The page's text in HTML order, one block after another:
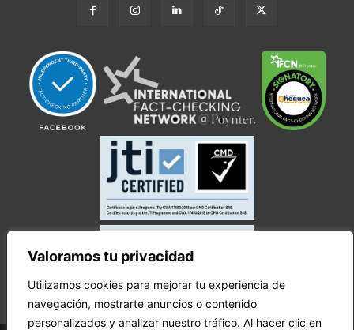
Valoramos tu privacidad
Utilizamos cookies para mejorar tu experiencia de
navegación, mostrarte anuncios o contenido
personalizados y analizar nuestro tráfico. Al hacer clic en